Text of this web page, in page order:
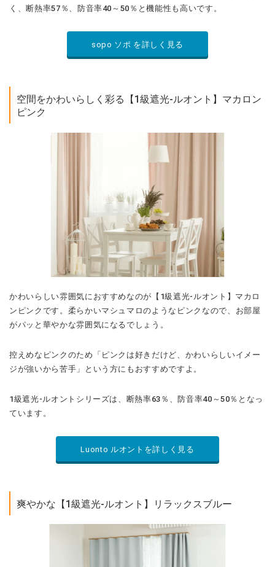
く、断熱率57％、防音率40～50％と機能性も高いです。
sopo ソポ を詳しく見る
空間をかわいらしく彩る【1級遮光-ルオント】マカロン
ピンク
かわいらしい雰囲気におすすめなのが【1級遮光-ルオント】マカロ
ンピンクです。柔らかいマシュマロのようなピンクなので、お部屋
がパッと華やかな雰囲気になるでしょう。
控えめなピンクのため「ピンクは好きだけど、かわいらしいイメー
ジが強いから苦手」という方にもおすすめですよ。
1級遮光-ルオントシリーズは、断熱率63％、防音率40～50％となっ
ています。
Luonto ルオントを詳しく見る
爽やかな【1級遮光-ルオント】リラックスブルー